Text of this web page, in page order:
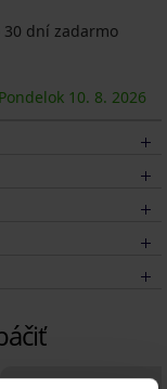
30 dní zadarmo
10. 8. 2026